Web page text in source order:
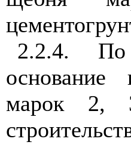
2.2.4. По
основание
марок 2,